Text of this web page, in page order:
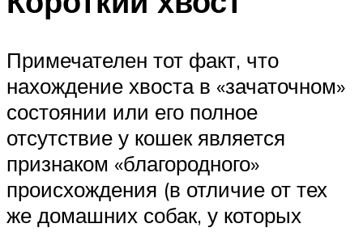
Примечателен тот факт, что
нахождение хвоста в «зачаточном»
состоянии или его полное
отсутствие у кошек является
признаком «благородного»
происхождения (в отличие от тех
же домашних собак, у которых